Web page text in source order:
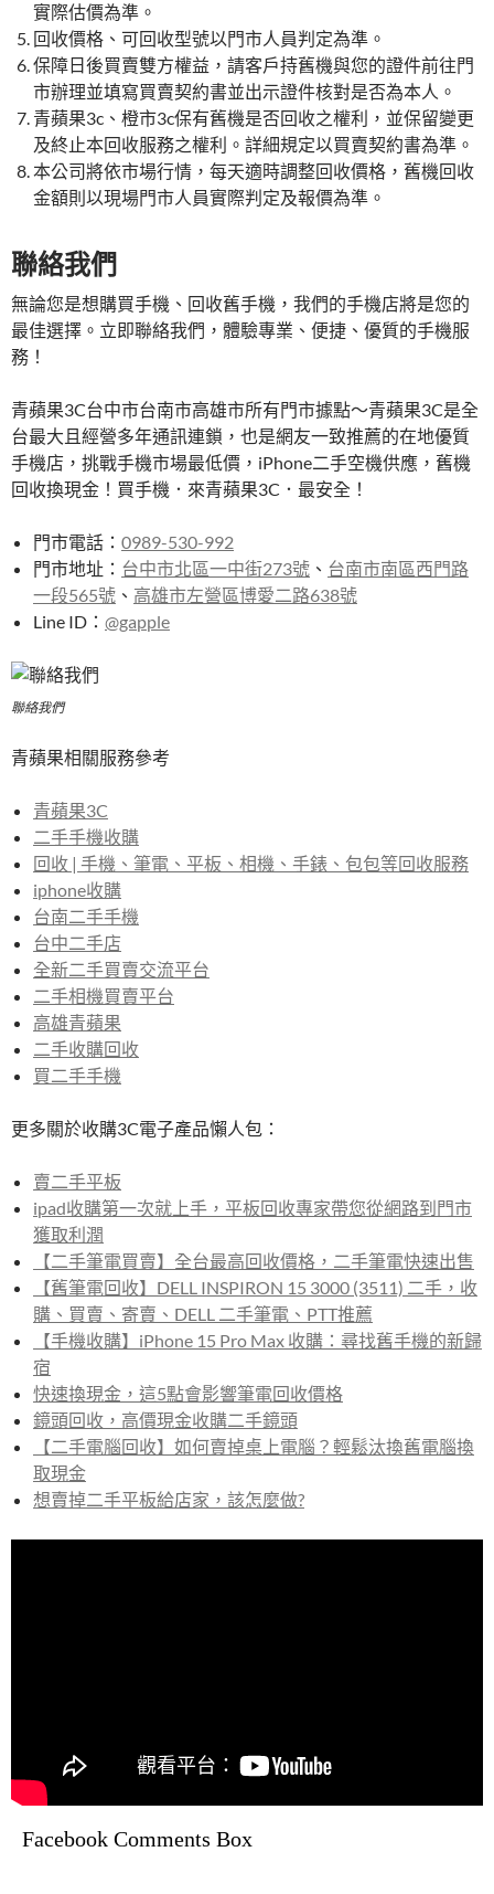
實際估價為準。
回收價格、可回收型號以門市人員判定為準。
保障日後買賣雙方權益，請客戶持舊機與您的證件前往門
市辦理並填寫買賣契約書並出示證件核對是否為本人。
青蘋果3c、橙市3c保有舊機是否回收之權利，並保留變更
及終止本回收服務之權利。詳細規定以買賣契約書為準。
本公司將依市場行情，每天適時調整回收價格，舊機回收
金額則以現場門市人員實際判定及報價為準。
聯絡我們
無論您是想購買手機、回收舊手機，我們的手機店將是您的
最佳選擇。立即聯絡我們，體驗專業、便捷、優質的手機服
務！
青蘋果3C台中市台南市高雄市所有門市據點～青蘋果3C是全
台最大且經營多年通訊連鎖，也是網友一致推薦的在地優質
手機店，挑戰手機市場最低價，iPhone二手空機供應，舊機
回收換現金！買手機．來青蘋果3C．最安全！
門市電話： 0989-530-992
門市地址： 台中市北區一中街273號 、 台南市南區西門路
一段565號 、 高雄市左營區博愛二路638號
Line ID： @gapple
聯絡我們
青蘋果相關服務參考
青蘋果3C
二手手機收購
回收 | 手機、筆電、平板、相機、手錶、包包等回收服務
iphone收購
台南二手手機
台中二手店
全新二手買賣交流平台
二手相機買賣平台
高雄青蘋果
二手收購回收
買二手手機
更多關於收購3C電子產品懶人包：
賣二手平板
ipad收購第一次就上手，平板回收專家帶您從網路到門市
獲取利潤
【二手筆電買賣】全台最高回收價格，二手筆電快速出售
【舊筆電回收】DELL INSPIRON 15 3000 (3511) 二手，收
購、買賣、寄賣、DELL 二手筆電、PTT推薦
【手機收購】iPhone 15 Pro Max 收購：尋找舊手機的新歸
宿
快速換現金，這5點會影響筆電回收價格
鏡頭回收，高價現金收購二手鏡頭
【二手電腦回收】如何賣掉桌上電腦？輕鬆汰換舊電腦換
取現金
想賣掉二手平板給店家，該怎麼做?
Facebook Comments Box